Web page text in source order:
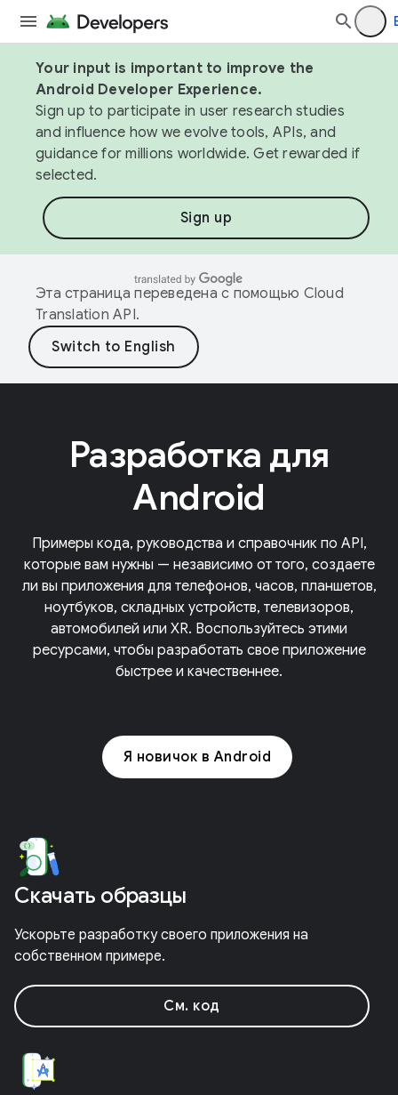
Your input is important to improve the
Android Developer Experience.
Sign up to participate in user research studies
and influence how we evolve tools, APIs, and
guidance for millions worldwide. Get rewarded if
selected.
Sign up
Эта страница переведена с помощью Cloud
Translation API.
Разработка для
Android
Примеры кода, руководства и справочник по API,
которые вам нужны — независимо от того, создаете
ли вы приложения для телефонов, часов, планшетов,
ноутбуков, складных устройств, телевизоров,
автомобилей или XR. Воспользуйтесь этими
ресурсами, чтобы разработать свое приложение
быстрее и качественнее.
Я новичок в Android
Скачать образцы
Ускорьте разработку своего приложения на
собственном примере.
См. код